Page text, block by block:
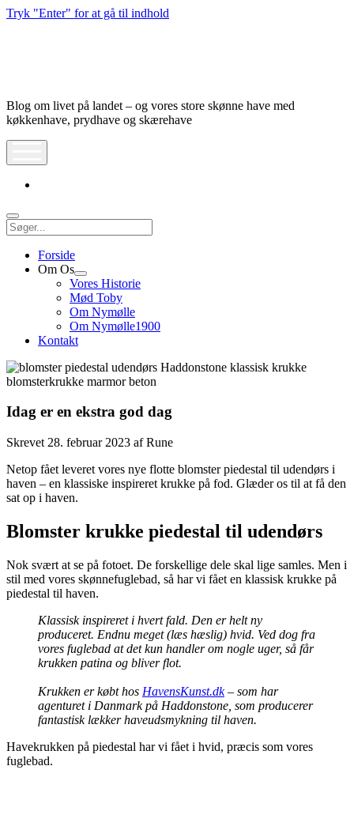
Tryk "Enter" for at gå til indhold
Blog om livet på landet – og vores store skønne have med
køkkenhave, prydhave og skærehave
Søg
Forside
Om Os
Åbn
dropdown
meny
Vores Historie
Mød Toby
Om Nymølle
Om Nymølle1900
Kontakt
Idag er en ekstra god dag
Skrevet 28. februar 2023 afRune
Netop fået leveret vores nye flotte blomster piedestal til udendørs i
haven – en klassiske inspireret krukke på fod. Glæder os til at få den
sat op i haven.
Blomster krukke piedestal til udendørs
Nok svært at se på fotoet. De forskellige dele skal lige samles. Men i
stil med vores skønnefuglebad, så har vi fået en klassisk krukke på
piedestal til haven.
Klassisk inspireret i hvert fald. Den er helt ny
produceret. Endnu meget (læs hæslig) hvid. Ved dog fra
vores fuglebad at det kun handler om nogle uger, så får
krukken patina og bliver flot.
Krukken er købt hos HavensKunst.dk– som har
agenturet i Danmark på Haddonstone, som producerer
fantastisk lækker haveudsmykning til haven.
Havekrukken på piedestal har vi fået i hvid, præcis som vores
fuglebad.